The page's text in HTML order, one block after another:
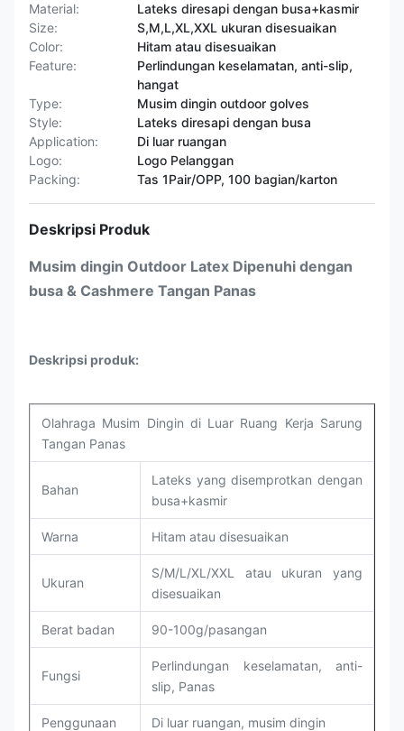
Material:
Lateks diresapi dengan busa+kasmir
Size:
S,M,L,XL,XXL ukuran disesuaikan
Color:
Hitam atau disesuaikan
Feature:
Perlindungan keselamatan, anti-slip,
hangat
Type:
Musim dingin outdoor golves
Style:
Lateks diresapi dengan busa
Application:
Di luar ruangan
Logo:
Logo Pelanggan
Packing:
Tas 1Pair/OPP, 100 bagian/karton
Deskripsi Produk
Musim dingin Outdoor Latex Dipenuhi dengan
busa & Cashmere Tangan Panas
Deskripsi produk:
Olahraga Musim Dingin di Luar Ruang Kerja Sarung
Tangan Panas
Bahan
Lateks yang disemprotkan dengan
busa+kasmir
Warna Hitam atau disesuaikan
Ukuran
S/M/L/XL/XXL atau ukuran yang
disesuaikan
Berat badan 90-100g/pasangan
Fungsi
Perlindungan keselamatan, anti-
slip, Panas
Penggunaan Di luar ruangan, musim dingin